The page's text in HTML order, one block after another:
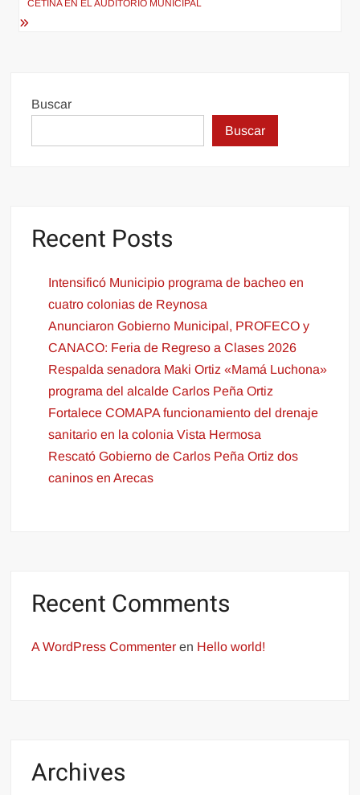
CETINA EN EL AUDITORIO MUNICIPAL
Buscar
Buscar
Recent Posts
Intensificó Municipio programa de bacheo en
cuatro colonias de Reynosa
Anunciaron Gobierno Municipal, PROFECO y
CANACO: Feria de Regreso a Clases 2026
Respalda senadora Maki Ortiz «Mamá Luchona»
programa del alcalde Carlos Peña Ortiz
Fortalece COMAPA funcionamiento del drenaje
sanitario en la colonia Vista Hermosa
Rescató Gobierno de Carlos Peña Ortiz dos
caninos en Arecas
Recent Comments
A WordPress Commenter en Hello world!
Archives